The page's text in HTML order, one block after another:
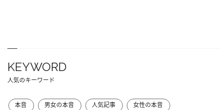
KEYWORD
人気のキーワード
本音 男女の本音 人気記事
女性の本音